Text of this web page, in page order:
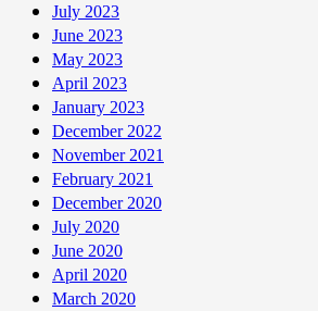
July 2023
June 2023
May 2023
April 2023
January 2023
December 2022
November 2021
February 2021
December 2020
July 2020
June 2020
April 2020
March 2020